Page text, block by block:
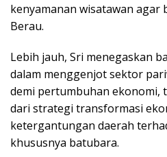
kenyamanan wisatawan agar
Berau.
Lebih jauh, Sri menegaskan
dalam menggenjot sektor
demi pertumbuhan ekonomi,
dari strategi transformasi
ketergantungan daerah
khususnya batubara.